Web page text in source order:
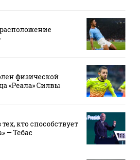
физической
«Реала» Силвы
кто способствует
— Тебас